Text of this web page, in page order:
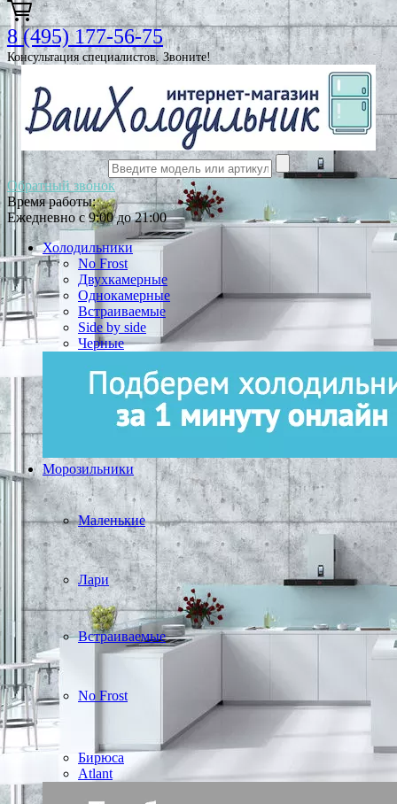
8 (495) 177-56-75
Консультация специалистов. Звоните!
Обратный звонок
Время работы:
Ежедневно с 9:00 до 21:00
Холодильники
No Frost
Двухкамерные
Однокамерные
Встраиваемые
Side by side
Черные
Морозильники
Маленькие
Лари
Встраиваемые
No Frost
Бирюса
Atlant